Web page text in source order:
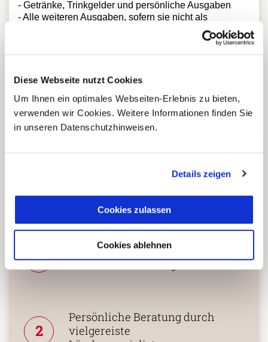
Diese Webseite nutzt Cookies
Um Ihnen ein optimales Webseiten-Erlebnis zu bieten,
verwenden wir Cookies. Weitere Informationen finden Sie
in unseren Datenschutzhinweisen.
Details zeigen
Cookies zulassen
Cookies ablehnen
- Getränke, Trinkgelder und persönliche Ausgaben
- Alle weiteren Ausgaben, sofern sie nicht als
- Eintritt Termales von ca. 8 USD p.P.
5 Gründe warum Sie mit Ihrer
1
Fernreisespezialist mit über
25 Jahren Erfahrung!
2
Persönliche Beratung durch
vielgereiste